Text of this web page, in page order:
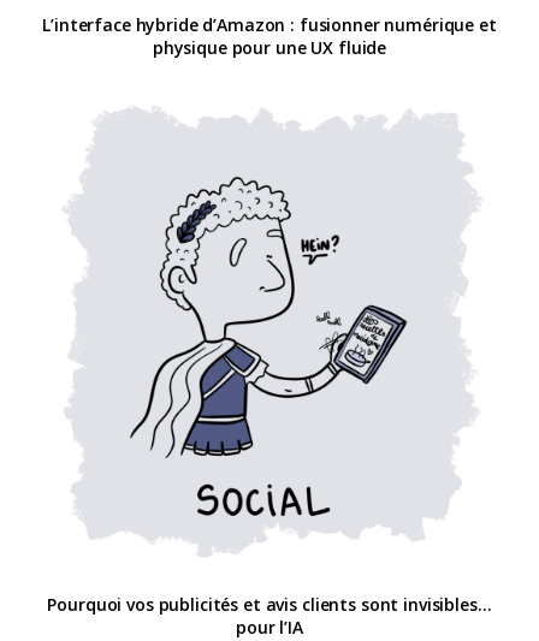
L’interface hybride d’Amazon : fusionner numérique et
physique pour une UX fluide
Pourquoi vos publicités et avis clients sont invisibles…
pour l’IA